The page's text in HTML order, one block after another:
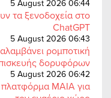
5 August 2026 06:44
τα ξενοδοχεία στο
ChatGPT
5 August 2026 06:43
ρομποτική
δορυφόρων
5 August 2026 06:42
MAIA για